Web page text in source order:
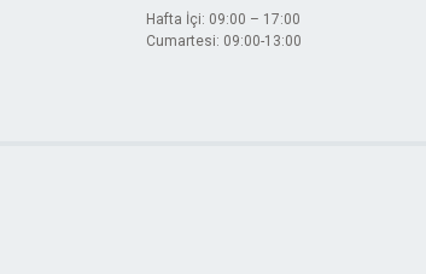
Hafta İçi: 09:00 – 17:00
Cumartesi: 09:00-13:00